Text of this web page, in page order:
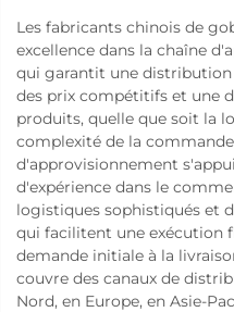
Les fabricants chinois de
excellence dans la chaîne
qui garantit une
des prix compétitifs et une
produits, quelle que soit la
complexité de la
d'approvisionnement
d'expérience dans le
logistiques sophistiqués et
qui facilitent une exécution
demande initiale à la
couvre des canaux de
Nord, en Europe, en Asie-